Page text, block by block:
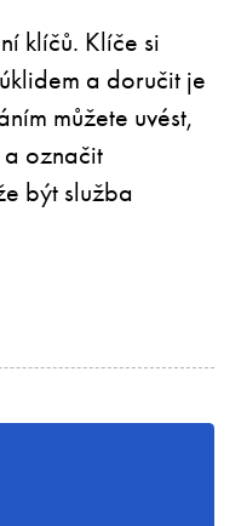
klíčů. Klíče si
a doručit je
můžete uvést,
označit
být služba